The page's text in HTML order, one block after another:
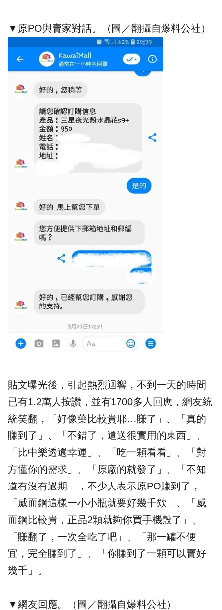
▼原PO與賣家對話。（圖／翻攝自爆料公社）
貼文曝光後，引起熱烈迴響，不到一天的時間
已有1.2萬人按讚，並有1700多人回應，網友統
統笑翻，「好像藥比較貴耶…賺了」、「真的
賺到了」、「不錯了，還送很實用的東西」、
「比中樂透還幸運」、「吃一顆看看」、「對
方懂你的需求」、「原廠的就發了」、「不知
道有沒有過期」，不少人表示原PO賺到了，
「威而鋼這樣一小小瓶就要好幾千欸」、「威
而鋼比較貴，正品2顆就夠你買手機殼了」、
「賺翻了，一次全吃了吧」、「那一罐不便
宜，完全賺到了」、「你賺到了一顆可以賣好
幾千」。
​▼網友回應。（圖／翻攝自爆料公社）